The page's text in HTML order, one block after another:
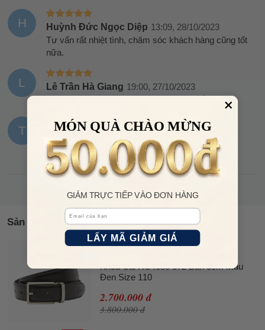
H Huỳnh Đức Ngọc Diệp 13:09, 28/10/2023
Tư vấn rất nhiệt tình, chăm sóc khách hàng cũng tốt
nữa.
L Lê Trần Hà Giang 19:00, 27/10/2023
T Trần Diễm Tú
Bố mình khen lắm, cầm đi khoe suốt ngày à.
XEM THÊM
Sản phẩm tương tự
29% LACOSTE
Khoá Cài RC4050 672 Bản 3cm Màu
Đen Size 110
2.700.000 đ
3.800.000 đ
MÓN QUÀ CHÀO MỪNG
GIẢM TRỰC TIẾP VÀO ĐƠN HÀNG
Email
LẤY MÃ GIẢM GIÁ